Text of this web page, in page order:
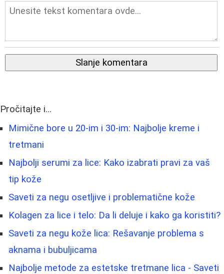
Slanje komentara
Pročitajte i...
Mimične bore u 20-im i 30-im: Najbolje kreme i
tretmani
Najbolji serumi za lice: Kako izabrati pravi za vaš
tip kože
Saveti za negu osetljive i problematične kože
Kolagen za lice i telo: Da li deluje i kako ga koristiti?
Saveti za negu kože lica: Rešavanje problema s
aknama i bubuljicama
Najbolje metode za estetske tretmane lica - Saveti